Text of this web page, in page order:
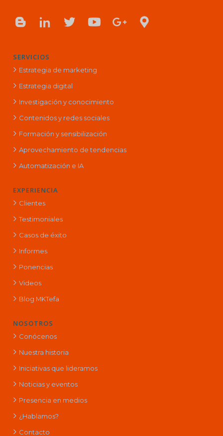
SERVICIOS
Estrategia de marketing
Estrategia digital
Investigación y conocimiento
Contenidos y redes sociales
Formación y sensibilización
Aprovechamiento de tendencias
Automatización e IA
EXPERIENCIA
Clientes
Testimoniales
Casos de éxito
Informes
Ponencias
Videos
Blog MKTefa
NOSOTROS
Conócenos
Nuestra historia
Iniciativas que lideramos
Noticias y eventos
Presencia en medios
¿Hablamos?
Contacto